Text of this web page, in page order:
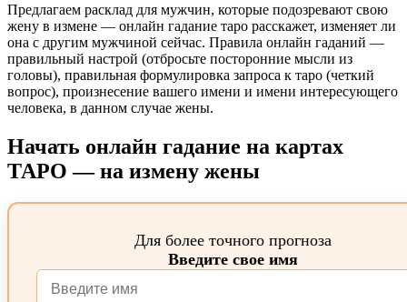
Предлагаем расклад для мужчин, которые подозревают свою
жену в измене — онлайн гадание таро расскажет, изменяет ли
она с другим мужчиной сейчас. Правила онлайн гаданий —
правильный настрой (отбросьте посторонние мысли из
головы), правильная формулировка запроса к таро (четкий
вопрос), произнесение вашего имени и имени интересующего
человека, в данном случае жены.
Начать онлайн гадание на картах
ТАРО — на измену жены
Для более точного прогноза
Введите свое имя